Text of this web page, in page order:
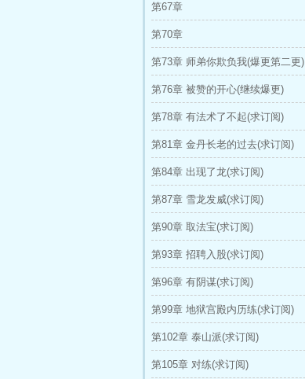
第67章
第70章
第73章 师弟你欺负我(爆更第二更)
第76章 被赞的开心(继续爆更)
第78章 有法术了不起(求订阅)
第81章 金丹长老的过去(求订阅)
第84章 出现了龙(求订阅)
第87章 雪龙发威(求订阅)
第90章 取法宝(求订阅)
第93章 招聘入股(求订阅)
第96章 有阴谋(求订阅)
第99章 地狱宫殿内历练(求订阅)
第102章 泰山派(求订阅)
第105章 对练(求订阅)